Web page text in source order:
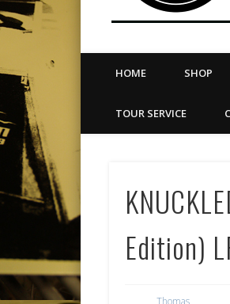
HOME SHOP
TOUR SERVICE
Edition)